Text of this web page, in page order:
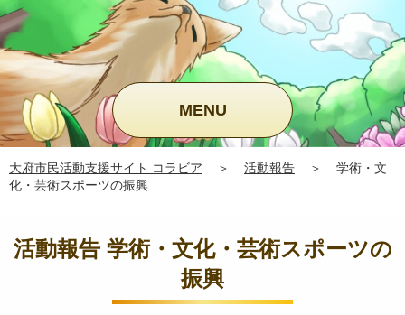
MENU
大府市民活動支援サイト コラビア ＞ 活動報告 ＞
学術・文
化・芸術スポーツの振興
活動報告 学術・文化・芸術スポーツの
振興